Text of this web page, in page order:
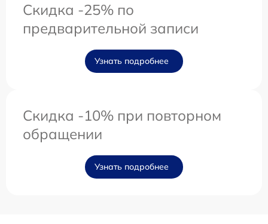
Скидка -25% по
предварительной записи
Узнать подробнее
Скидка -10% при повторном
обращении
Узнать подробнее